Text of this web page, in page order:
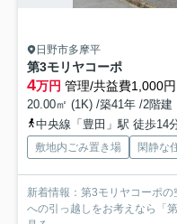
日野市多摩平
第3モリヤコーポ
4万円 管理/共益費1,000円
20.00㎡ (1K) /築41年 /2階建
中央線「豊田」駅 徒歩14
敷地内ごみ置き場 閑静な
新着情報：第3モリヤコーポ
への引っ越しをお考えなら「